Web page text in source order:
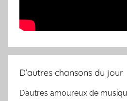
D’autres chansons du jour
D’autres amoureux de